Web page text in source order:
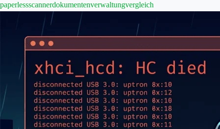
paperlessscannerdokumentenverwaltungvergleich